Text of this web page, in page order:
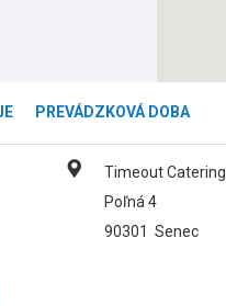
PREVÁDZKOVÁ DOBA
Timeout Catering
Poľná 4
90301 Senec